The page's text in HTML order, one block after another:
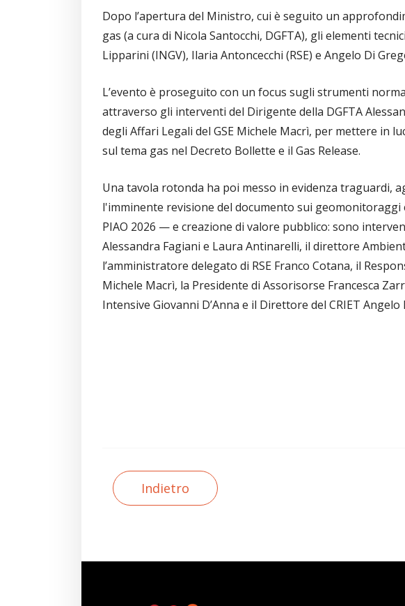
Dopo l’apertura del Ministro, cui è seguito un
gas (a cura di Nicola Santocchi, DGFTA), gli elementi
Lipparini (INGV), Ilaria Antoncecchi (RSE) e Angelo Di
L’evento è proseguito con un focus sugli strumenti
attraverso gli interventi del Dirigente della DGFTA
degli Affari Legali del GSE Michele Macrì, per mettere in
sul tema gas nel Decreto Bollette e il Gas Release.
Una tavola rotonda ha poi messo in evidenza traguardi,
l'imminente revisione del documento sui
PIAO 2026 — e creazione di valore pubblico: sono
Alessandra Fagiani e Laura Antinarelli, il direttore
l’amministratore delegato di RSE Franco Cotana, il
Michele Macrì, la Presidente di Assorisorse Francesca
Intensive Giovanni D’Anna e il Direttore del CRIET Angelo
Indietro